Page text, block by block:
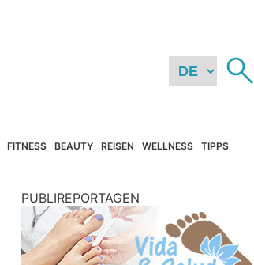
FITNESS BEAUTY REISEN WELLNESS TIPPS
PUBLIREPORTAGEN